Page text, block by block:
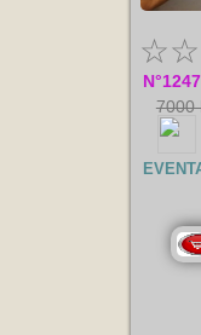
☆☆
N°1247
7000